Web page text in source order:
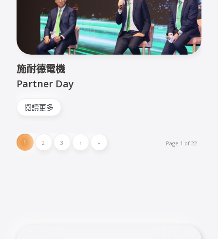
施耐德電機
Partner Day
閱讀更多
Page 1 of 22
1 2 3 › »